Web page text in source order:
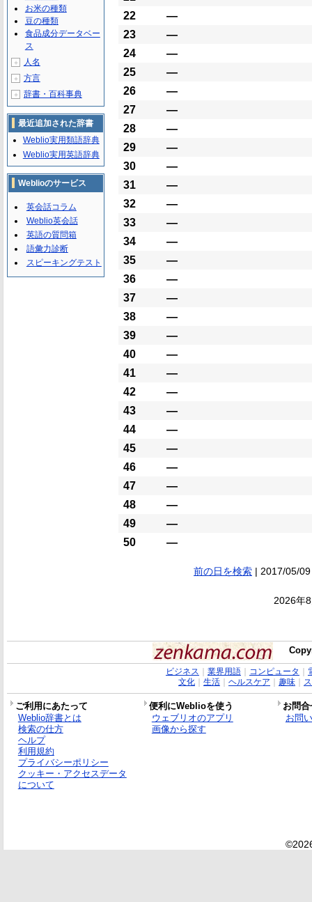
22
―
23
―
24
―
25
―
26
―
27
―
28
―
29
―
30
―
31
―
32
―
33
―
34
―
35
―
36
―
37
―
38
―
39
―
40
―
41
―
42
―
43
―
44
―
45
―
46
―
47
―
48
―
49
―
50
―
前の日を検索| 2017/05/
2026年
お米の種類
豆の種類
食品成分データベー
ス
＋ 人名
＋ 方言
＋ 辞書・百科事典
最近追加された辞書
Weblio実用類語辞典
Weblio実用英語辞典
Weblioのサービス
英会話コラム
Weblio英会話
英語の質問箱
語彙力診断
スピーキングテスト
ビジネス 業界用語｜ コンピュータ
文化｜ 生活｜ ヘルスケア 趣味｜
ご利用にあたって 便利にWeblioを使う
お問
Weblio辞書とは
検索の仕方
ヘルプ
利用規約
プライバシーポリシー
クッキー・アクセスデータ
について
ウェブリオのアプリ
画像から探す
お問